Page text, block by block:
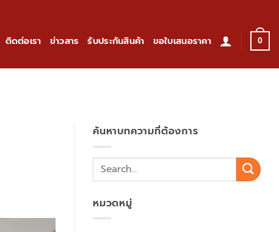
ติดต่อเรา ข่าวสาร รับประกันสินค้า ขอใบเสนอราคา 0
ค้นหาบทความที่ต้องการ
หมวดหมู่